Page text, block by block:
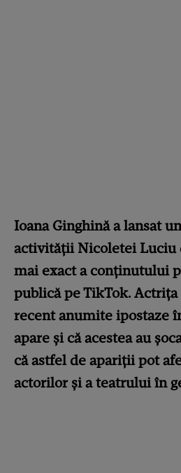
Ioana Ginghină a lansat
activității Nicoletei Luciu
mai exact a conținutului
publică pe TikTok. Actrița
recent anumite ipostaze
apare și că acestea au
că astfel de apariții pot
actorilor și a teatrului în